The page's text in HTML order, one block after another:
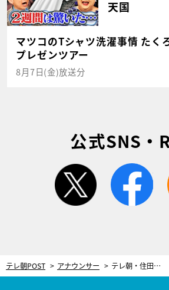
天国
マツコのTシャツ洗濯事情 たく
プレゼンツアー
8月7日(金)放送分
公式SNS・
twitter
テレ朝POST アナウンサー テレ朝・住田紗里アナ、サウナで衝撃の初体験！「ブシューとなって、ふわふわ〜」